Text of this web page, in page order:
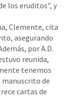
los eruditos", y
Clemente, cita
asegurando
por A.D.
reunida,
tenemos
de
cartas de